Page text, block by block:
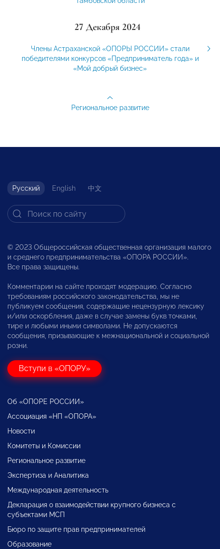
27 Декабря 2024
Члены Астраханской «ОПОРЫ РОССИИ» стали
победителями конкурсов «Предприниматель года» и
«Мой добрый бизнес»
Региональное развитие
Русский English 中文
© 2023 Общероссийская общественная организация малого
и среднего предпринимательства «ОПОРА РОССИИ».
Все права защищены.
Комментарии на сайте проходят модерацию. Согласно
требованиям российского законодательства, мы не
публикуем сообщения, содержащие нецензурную лексику
и/или оскорбления, даже в случае замены букв точками,
тире и любыми иными символами. Не допускаются
сообщения, призывающие к межнациональной и социальной
розни.
Вступи в «ОПОРУ»
Об «ОПОРЕ РОССИИ»
Ассоциация «НП «ОПОРА»
Новости
Комитеты и Комиссии
Региональное развитие
Экспертиза и Аналитика
Международная деятельность
Декларация о взаимодействии крупного бизнеса с
субъектами МСП
Бюро по защите прав предпринимателей
Образование